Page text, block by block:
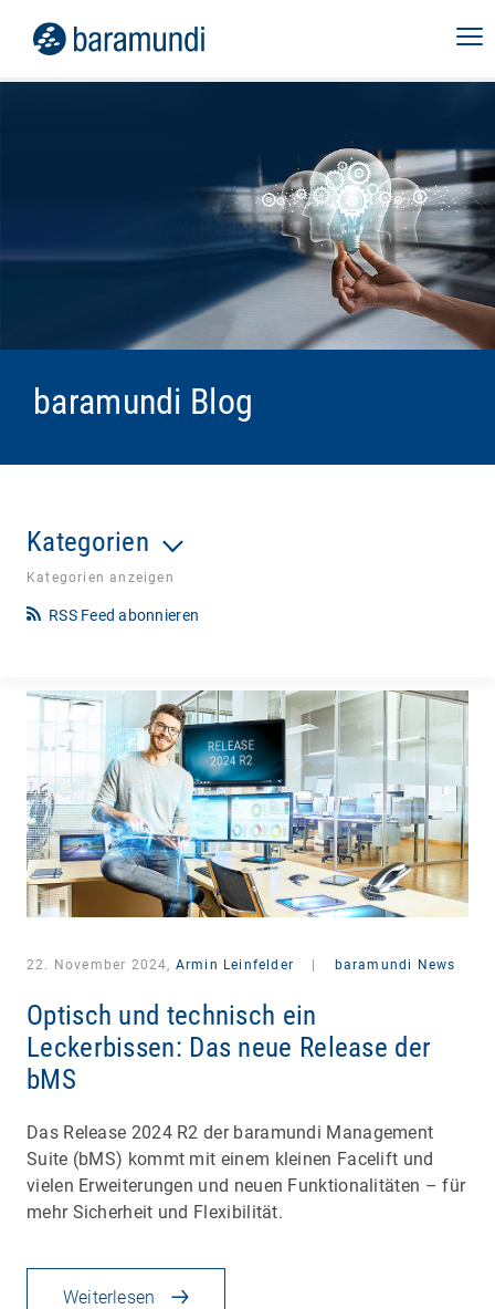
baramundi Blog
Kategorien
Kategorien anzeigen
RSS Feed abonnieren
22. November 2024, Armin Leinfelder baramundi News
Optisch und technisch ein
Leckerbissen: Das neue Release der
bMS
Das Release 2024 R2 der baramundi Management
Suite (bMS) kommt mit einem kleinen Facelift und
vielen Erweiterungen und neuen Funktionalitäten – für
mehr Sicherheit und Flexibilität.
Weiterlesen